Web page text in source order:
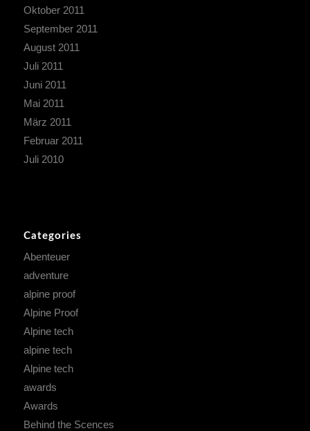
Oktober 2011
September 2011
August 2011
Juli 2011
Juni 2011
Mai 2011
März 2011
Februar 2011
Juli 2010
Categories
Abenteuer
adventure
alpine proof
Alpine Proof
Alpine tech
alpine tech
Alpine tech
awards
Awards
Behind the Scences